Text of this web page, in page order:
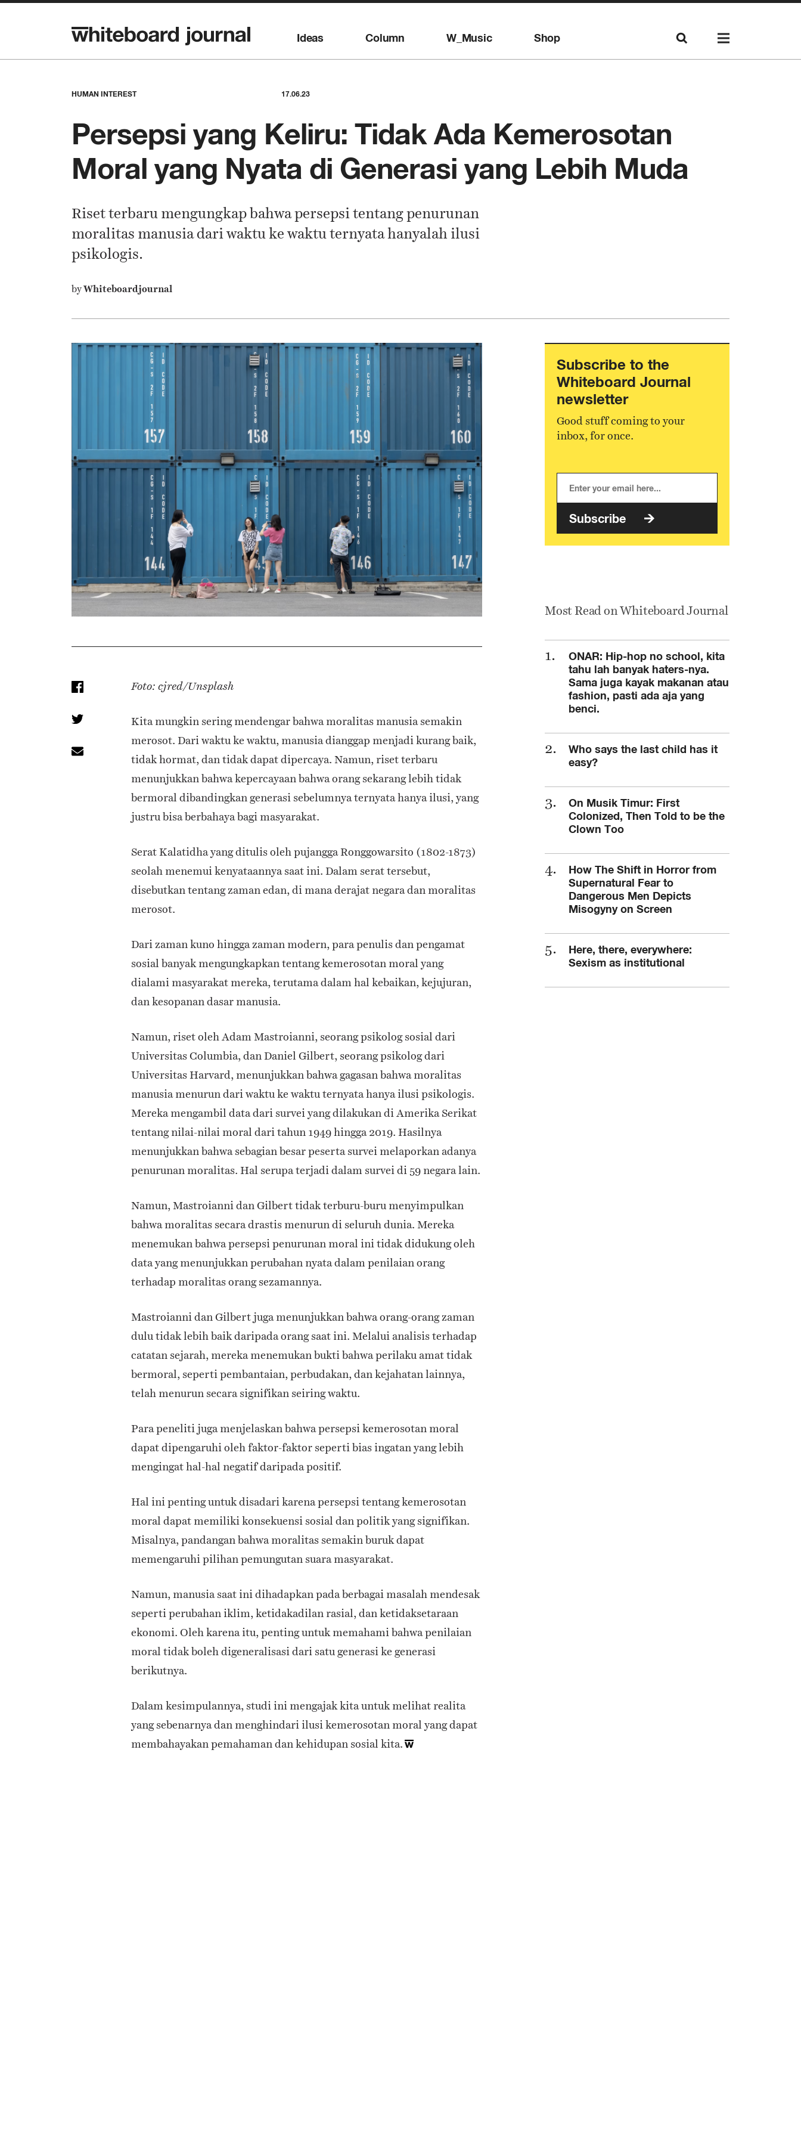
Ideas Column W_Music Shop
HUMAN INTEREST 17.06.23
Persepsi yang Keliru: Tidak Ada Kemerosotan
Moral yang Nyata di Generasi yang Lebih Muda
Riset terbaru mengungkap bahwa persepsi tentang penurunan
moralitas manusia dari waktu ke waktu ternyata hanyalah ilusi
psikologis.
byWhiteboardjournal
Foto: cjred/Unsplash
Kita mungkin sering mendengar bahwa moralitas manusia semakin
merosot. Dari waktu ke waktu, manusia dianggap menjadi kurang baik,
tidak hormat, dan tidak dapat dipercaya. Namun, riset terbaru
menunjukkan bahwa kepercayaan bahwa orang sekarang lebih tidak
bermoral dibandingkan generasi sebelumnya ternyata hanya ilusi, yang
justru bisa berbahaya bagi masyarakat.
Serat Kalatidha yang ditulis oleh pujangga Ronggowarsito (1802-1873)
seolah menemui kenyataannya saat ini. Dalam serat tersebut,
disebutkan tentang zaman edan, di mana derajat negara dan moralitas
merosot.
Dari zaman kuno hingga zaman modern, para penulis dan pengamat
sosial banyak mengungkapkan tentang kemerosotan moral yang
dialami masyarakat mereka, terutama dalam hal kebaikan, kejujuran,
dan kesopanan dasar manusia.
Namun, riset oleh Adam Mastroianni, seorang psikolog sosial dari
Universitas Columbia, dan Daniel Gilbert, seorang psikolog dari
Universitas Harvard, menunjukkan bahwa gagasan bahwa moralitas
manusia menurun dari waktu ke waktu ternyata hanya ilusi psikologis.
Mereka mengambil data dari survei yang dilakukan di Amerika Serikat
tentang nilai-nilai moral dari tahun 1949 hingga 2019. Hasilnya
menunjukkan bahwa sebagian besar peserta survei melaporkan adanya
penurunan moralitas. Hal serupa terjadi dalam survei di 59 negara lain.
Namun, Mastroianni dan Gilbert tidak terburu-buru menyimpulkan
bahwa moralitas secara drastis menurun di seluruh dunia. Mereka
menemukan bahwa persepsi penurunan moral ini tidak didukung oleh
data yang menunjukkan perubahan nyata dalam penilaian orang
terhadap moralitas orang sezamannya.
Mastroianni dan Gilbert juga menunjukkan bahwa orang-orang zaman
dulu tidak lebih baik daripada orang saat ini. Melalui analisis terhadap
catatan sejarah, mereka menemukan bukti bahwa perilaku amat tidak
bermoral, seperti pembantaian, perbudakan, dan kejahatan lainnya,
telah menurun secara signifikan seiring waktu.
Para peneliti juga menjelaskan bahwa persepsi kemerosotan moral
dapat dipengaruhi oleh faktor-faktor seperti bias ingatan yang lebih
mengingat hal-hal negatif daripada positif.
Hal ini penting untuk disadari karena persepsi tentang kemerosotan
moral dapat memiliki konsekuensi sosial dan politik yang signifikan.
Misalnya, pandangan bahwa moralitas semakin buruk dapat
memengaruhi pilihan pemungutan suara masyarakat.
Namun, manusia saat ini dihadapkan pada berbagai masalah mendesak
seperti perubahan iklim, ketidakadilan rasial, dan ketidaksetaraan
ekonomi. Oleh karena itu, penting untuk memahami bahwa penilaian
moral tidak boleh digeneralisasi dari satu generasi ke generasi
berikutnya.
Dalam kesimpulannya, studi ini mengajak kita untuk melihat realita
yang sebenarnya dan menghindari ilusi kemerosotan moral yang dapat
membahayakan pemahaman dan kehidupan sosial kita.
Subscribe to the
Whiteboard Journal
newsletter
Good stuff coming to your
inbox, for once.
Subscribe
Most Read on Whiteboard Journal
ONAR: Hip-hop no school, kita
tahu lah banyak haters-nya.
Sama juga kayak makanan atau
fashion, pasti ada aja yang
benci.
Who says the last child has it
easy?
On Musik Timur: First
Colonized, Then Told to be the
Clown Too
How The Shift in Horror from
Supernatural Fear to
Dangerous Men Depicts
Misogyny on Screen
Here, there, everywhere:
Sexism as institutional